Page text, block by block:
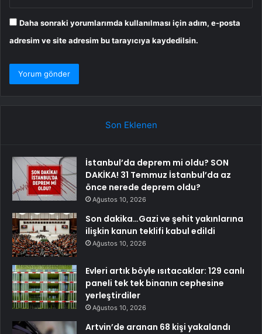
Daha sonraki yorumlarımda kullanılması için adım, e-posta
adresim ve site adresim bu tarayıcıya kaydedilsin.
Son Eklenen
İstanbul’da deprem mi oldu? SON
DAKİKA! 31 Temmuz İstanbul’da az
önce nerede deprem oldu?
Ağustos 10, 2026
Son dakika…Gazi ve şehit yakınlarına
ilişkin kanun teklifi kabul edildi
Ağustos 10, 2026
Evleri artık böyle ısıtacaklar: 129 canlı
paneli tek tek binanın cephesine
yerleştirdiler
Ağustos 10, 2026
Artvin’de aranan 68 kişi yakalandı